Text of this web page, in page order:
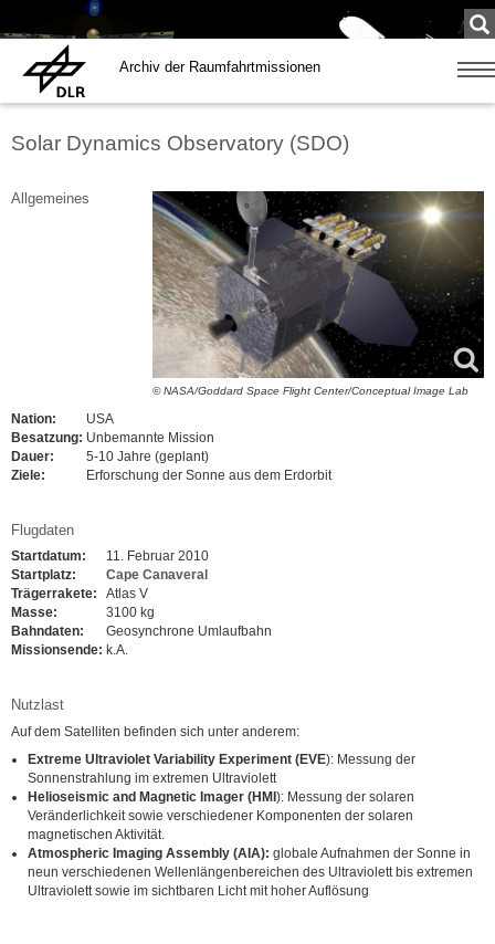
Archiv der Raumfahrtmissionen
Zeige
Solar Dynamics Observatory (SDO)
© NASA/Goddard Space Flight Center/Conceptual Image Lab
Allgemeines
Nation:
USA
Besatzung: Unbemannte Mission
Dauer:
5-10 Jahre (geplant)
Ziele:
Erforschung der Sonne aus dem Erdorbit
Flugdaten
Startdatum:
11. Februar 2010
Startplatz:
Cape Canaveral
Trägerrakete:
Atlas V
Masse:
3100 kg
Bahndaten:
Geosynchrone Umlaufbahn
Missionsende: k.A.
Nutzlast
Auf dem Satelliten befinden sich unter anderem:
Extreme Ultraviolet Variability Experiment (EVE): Messung der
Sonnenstrahlung im extremen Ultraviolett
Helioseismic and Magnetic Imager (HMI ): Messung der solaren
Veränderlichkeit sowie verschiedener Komponenten der solaren
magnetischen Aktivität.
Atmospheric Imaging Assembly (AIA): globale Aufnahmen der Sonne in
neun verschiedenen Wellenlängenbereichen des Ultraviolett bis extremen
Ultraviolett sowie im sichtbaren Licht mit hoher Auflösung